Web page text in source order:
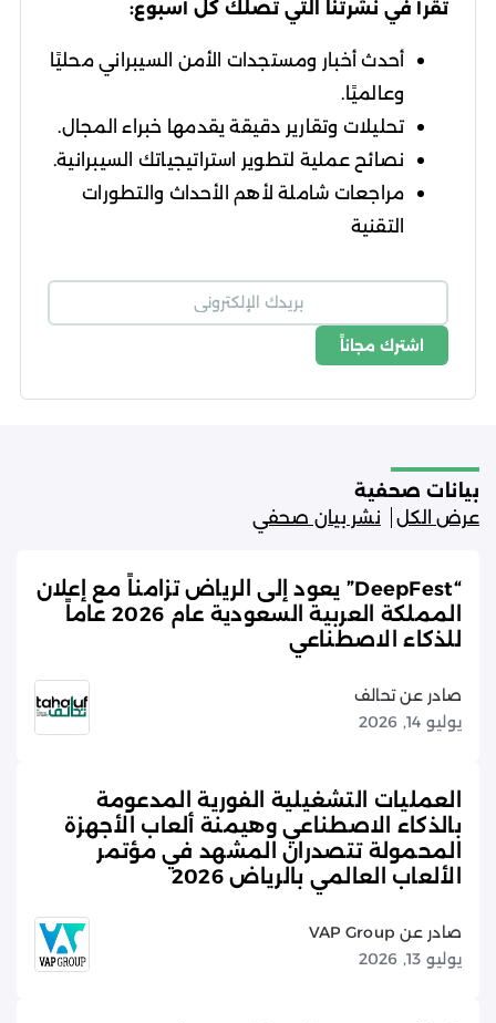
تقرأ في نشرتنا التي تصلك كل أسبوع:
أحدث أخبار ومستجدات الأمن السيبراني محليًا
وعالميًا.
تحليلات وتقارير دقيقة يقدمها خبراء المجال.
نصائح عملية لتطوير استراتيجياتك السيبرانية.
مراجعات شاملة لأهم الأحداث والتطورات
التقنية
اشترك مجاناً
بيانات صحفية
عرض الكل
نشر بيان صحفي
“DeepFest” يعود إلى الرياض تزامناً مع إعلان
المملكة العربية السعودية عام 2026 عاماً
للذكاء الاصطناعي
صادر عن تحالف
يوليو 14, 2026
العمليات التشغيلية الفورية المدعومة
بالذكاء الاصطناعي وهيمنة ألعاب الأجهزة
المحمولة تتصدران المشهد في مؤتمر
الألعاب العالمي بالرياض 2026
صادر عن VAP Group
يوليو 13, 2026